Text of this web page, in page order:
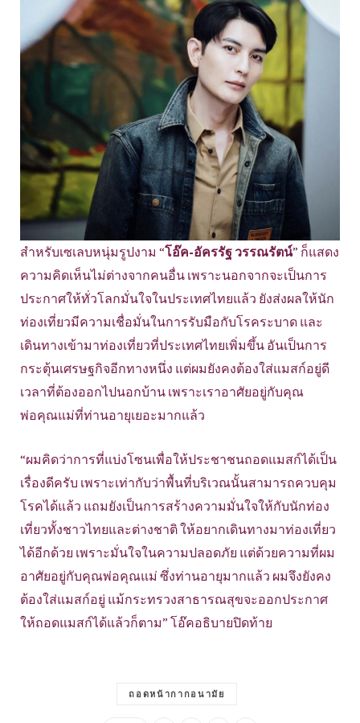
สำหรับเซเลบหนุ่มรูปงาม “โอ๊ค-อัครรัฐ วรรณรัตน์” ก็แสดง
ความคิดเห็นไม่ต่างจากคนอื่น เพราะนอกจากจะเป็นการ
ประกาศให้ทั่วโลกมั่นใจในประเทศไทยแล้ว ยังส่งผลให้นัก
ท่องเที่ยวมีความเชื่อมั่นในการรับมือกับโรคระบาด และ
เดินทางเข้ามาท่องเที่ยวที่ประเทศไทยเพิ่มขึ้น อันเป็นการ
กระตุ้นเศรษฐกิจอีกทางหนึ่ง แต่ผมยังคงต้องใส่แมสก์อยู่ดี
เวลาที่ต้องออกไปนอกบ้าน เพราะเราอาศัยอยู่กับคุณ
พ่อคุณแม่ที่ท่านอายุเยอะมากแล้ว
“ผมคิดว่าการที่แบ่งโซนเพื่อให้ประชาชนถอดแมสก์ได้เป็น
เรื่องดีครับ เพราะเท่ากับว่าพื้นที่บริเวณนั้นสามารถควบคุม
โรคได้แล้ว แถมยังเป็นการสร้างความมั่นใจให้กับนักท่อง
เที่ยวทั้งชาวไทยและต่างชาติ ให้อยากเดินทางมาท่องเที่ยว
ได้อีกด้วย เพราะมั่นใจในความปลอดภัย แต่ด้วยความที่ผม
อาศัยอยู่กับคุณพ่อคุณแม่ ซึ่งท่านอายุมากแล้ว ผมจึงยังคง
ต้องใส่แมสก์อยู่ แม้กระทรวงสาธารณสุขจะออกประกาศ
ให้ถอดแมสก์ได้แล้วก็ตาม” โอ๊คอธิบายปิดท้าย
ถอดหน้ากากอนามัย